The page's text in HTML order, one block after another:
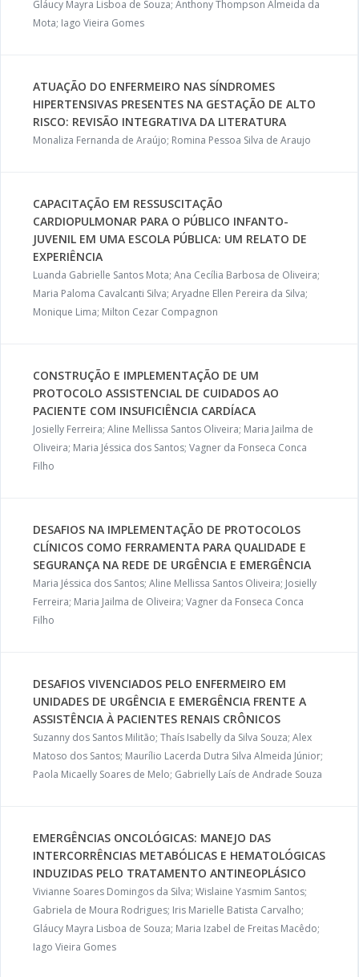
Gláucy Mayra Lisboa de Souza; Anthony Thompson Almeida da
Mota; Iago Vieira Gomes
ATUAÇÃO DO ENFERMEIRO NAS SÍNDROMES
HIPERTENSIVAS PRESENTES NA GESTAÇÃO DE ALTO
RISCO: REVISÃO INTEGRATIVA DA LITERATURA
Monaliza Fernanda de Araújo; Romina Pessoa Silva de Araujo
CAPACITAÇÃO EM RESSUSCITAÇÃO
CARDIOPULMONAR PARA O PÚBLICO INFANTO-
JUVENIL EM UMA ESCOLA PÚBLICA: UM RELATO DE
EXPERIÊNCIA
Luanda Gabrielle Santos Mota; Ana Cecília Barbosa de Oliveira;
Maria Paloma Cavalcanti Silva; Aryadne Ellen Pereira da Silva;
Monique Lima; Milton Cezar Compagnon
CONSTRUÇÃO E IMPLEMENTAÇÃO DE UM
PROTOCOLO ASSISTENCIAL DE CUIDADOS AO
PACIENTE COM INSUFICIÊNCIA CARDÍACA
Josielly Ferreira; Aline Mellissa Santos Oliveira; Maria Jailma de
Oliveira; Maria Jéssica dos Santos; Vagner da Fonseca Conca
Filho
DESAFIOS NA IMPLEMENTAÇÃO DE PROTOCOLOS
CLÍNICOS COMO FERRAMENTA PARA QUALIDADE E
SEGURANÇA NA REDE DE URGÊNCIA E EMERGÊNCIA
Maria Jéssica dos Santos; Aline Mellissa Santos Oliveira; Josielly
Ferreira; Maria Jailma de Oliveira; Vagner da Fonseca Conca
Filho
DESAFIOS VIVENCIADOS PELO ENFERMEIRO EM
UNIDADES DE URGÊNCIA E EMERGÊNCIA FRENTE A
ASSISTÊNCIA À PACIENTES RENAIS CRÔNICOS
Suzanny dos Santos Militão; Thaís Isabelly da Silva Souza; Alex
Matoso dos Santos; Maurílio Lacerda Dutra Silva Almeida Júnior;
Paola Micaelly Soares de Melo; Gabrielly Laís de Andrade Souza
EMERGÊNCIAS ONCOLÓGICAS: MANEJO DAS
INTERCORRÊNCIAS METABÓLICAS E HEMATOLÓGICAS
INDUZIDAS PELO TRATAMENTO ANTINEOPLÁSICO
Vivianne Soares Domingos da Silva; Wislaine Yasmim Santos;
Gabriela de Moura Rodrigues; Iris Marielle Batista Carvalho;
Gláucy Mayra Lisboa de Souza; Maria Izabel de Freitas Macêdo;
Iago Vieira Gomes